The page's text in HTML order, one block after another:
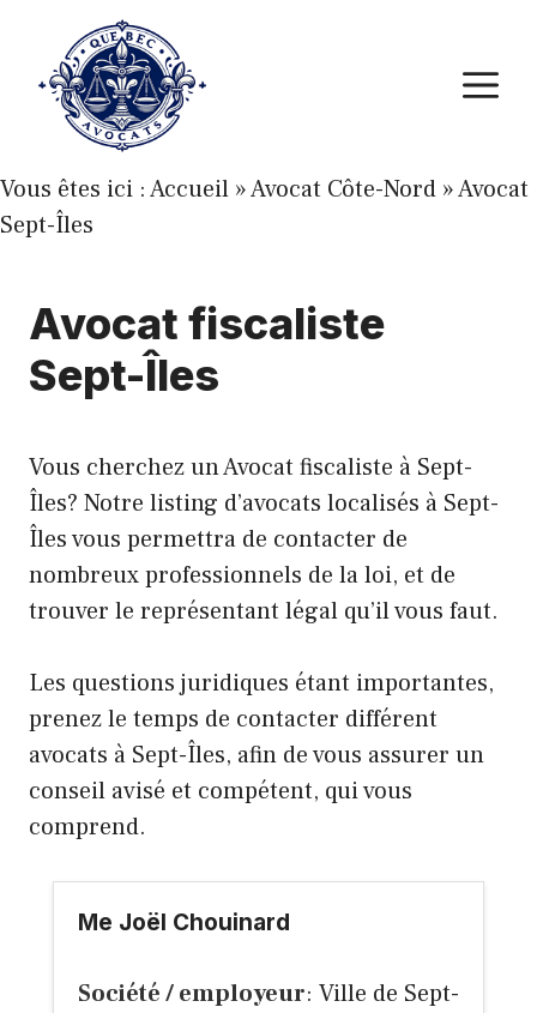
contenu
Vous êtes ici :Accueil »Avocat Côte-Nord »Avocat
Sept-Îles
Avocat fiscaliste
Sept-Îles
Vous cherchez un Avocat fiscaliste à Sept-
Îles? Notre listing d’avocats localisés à Sept-
Îles vous permettra de contacter de
nombreux professionnels de la loi, et de
trouver le représentant légal qu’il vous faut.
Les questions juridiques étant importantes,
prenez le temps de contacter différent
avocats à Sept-Îles, afin de vous assurer un
conseil avisé et compétent, qui vous
comprend.
Me Joël Chouinard
Société / employeur: Ville de Sept-